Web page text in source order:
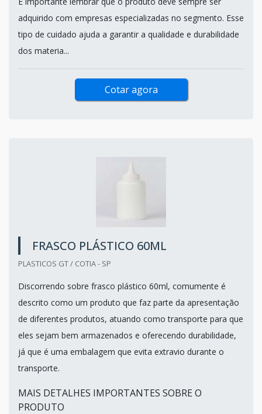
adquirido com empresas especializadas no segmento. Esse
tipo de cuidado ajuda a garantir a qualidade e durabilidade
dos materia...
Cotar agora
FRASCO PLÁSTICO 60ML
PLASTICOS GT / COTIA - SP
Discorrendo sobre frasco plástico 60ml, comumente é
descrito como um produto que faz parte da apresentação
de diferentes produtos, atuando como transporte para que
eles sejam bem armazenados e oferecendo durabilidade,
já que é uma embalagem que evita extravio durante o
transporte.
MAIS DETALHES IMPORTANTES SOBRE O
PRODUTO